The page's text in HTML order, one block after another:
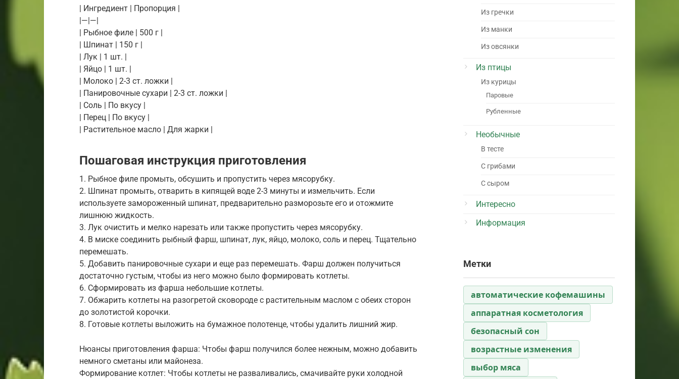
| Ингредиент | Пропорция |
|—|—|
| Рыбное филе | 500 г |
| Шпинат | 150 г |
| Лук | 1 шт. |
| Яйцо | 1 шт. |
| Молоко | 2-3 ст. ложки |
| Панировочные сухари | 2-3 ст. ложки |
| Соль | По вкусу |
| Перец | По вкусу |
| Растительное масло | Для жарки |
Пошаговая инструкция приготовления
1. Рыбное филе промыть, обсушить и пропустить через мясорубку.
2. Шпинат промыть, отварить в кипящей воде 2-3 минуты и измельчить. Если
используете замороженный шпинат, предварительно разморозьте его и отожмите
лишнюю жидкость.
3. Лук очистить и мелко нарезать или также пропустить через мясорубку.
4. В миске соединить рыбный фарш, шпинат, лук, яйцо, молоко, соль и перец. Тщательно
перемешать.
5. Добавить панировочные сухари и еще раз перемешать. Фарш должен получиться
достаточно густым, чтобы из него можно было формировать котлеты.
6. Сформировать из фарша небольшие котлеты.
7. Обжарить котлеты на разогретой сковороде с растительным маслом с обеих сторон
до золотистой корочки.
8. Готовые котлеты выложить на бумажное полотенце, чтобы удалить лишний жир.
Нюансы приготовления фарша: Чтобы фарш получился более нежным, можно добавить
немного сметаны или майонеза.
Формирование котлет: Чтобы котлеты не разваливались, смачивайте руки холодной
Из гречки
Из манки
Из овсянки
Из птицы
Из курицы
Паровые
Рубленные
Необычные
В тесте
С грибами
С сыром
Интересно
Информация
Метки
автоматические кофемашины
аппаратная косметология
безопасный сон
возрастные изменения
выбор мяса